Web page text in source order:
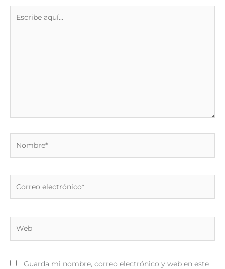
Guarda mi nombre, correo electrónico y web en este